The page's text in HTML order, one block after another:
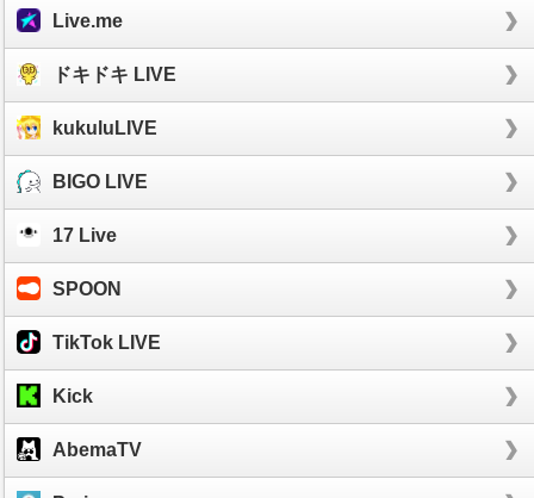
Live.me
ドキドキ LIVE
kukuluLIVE
BIGO LIVE
17 Live
SPOON
TikTok LIVE
Kick
AbemaTV